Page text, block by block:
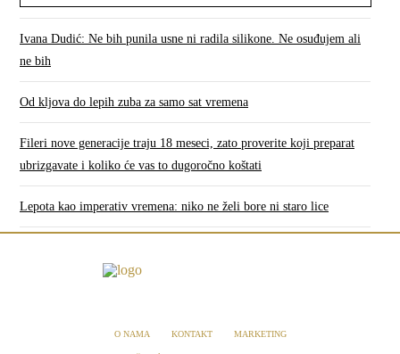
Ivana Dudić: Ne bih punila usne ni radila silikone. Ne osuđujem ali
ne bih
Od kljova do lepih zuba za samo sat vremena
Fileri nove generacije traju 18 meseci, zato proverite koji preparat
ubrizgavate i koliko će vas to dugoročno koštati
Lepota kao imperativ vremena: niko ne želi bore ni staro lice
O NAMA KONTAKT MARKETING